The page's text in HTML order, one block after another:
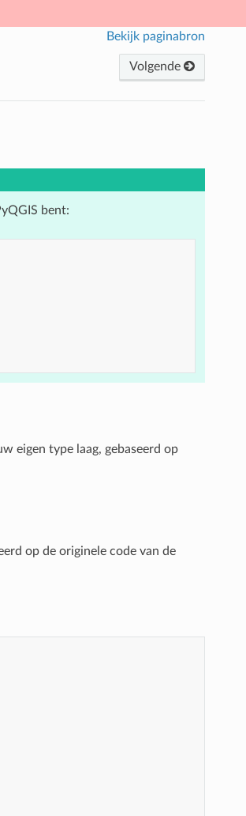
Bekijk paginabron
Volgende
bent:
eigen type laag, gebaseerd op
op de originele code van de